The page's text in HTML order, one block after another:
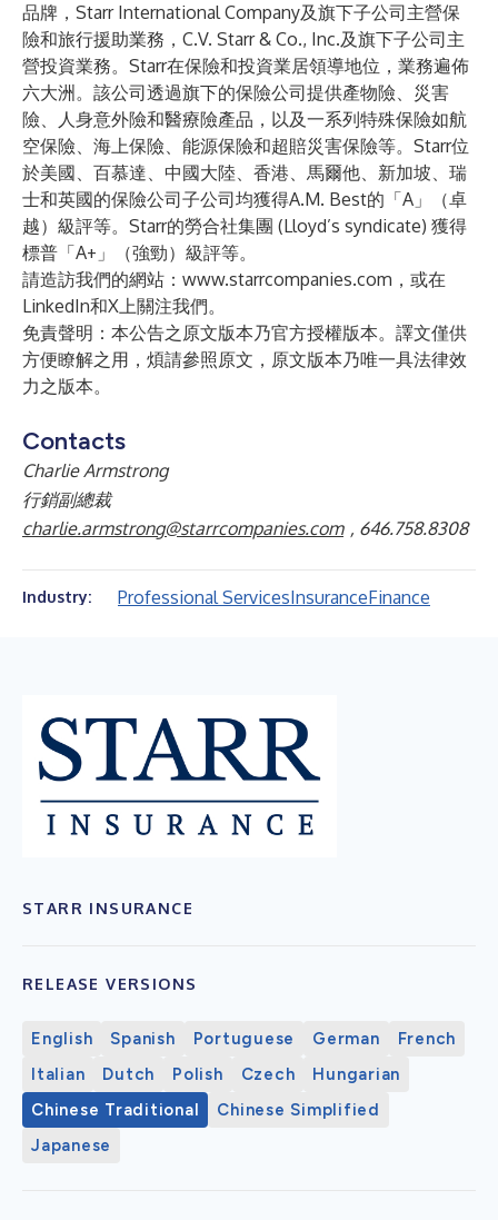
品牌，Starr International Company及旗下子公司主營保
險和旅行援助業務，C.V. Starr & Co., Inc.及旗下子公司主
營投資業務。Starr在保險和投資業居領導地位，業務遍佈
六大洲。該公司透過旗下的保險公司提供產物險、災害
險、人身意外險和醫療險產品，以及一系列特殊保險如航
空保險、海上保險、能源保險和超賠災害保險等。Starr位
於美國、百慕達、中國大陸、香港、馬爾他、新加坡、瑞
士和英國的保險公司子公司均獲得A.M. Best的「A」（卓
越）級評等。Starr的勞合社集團 (Lloyd’s syndicate) 獲得
標普「A+」（強勁）級評等。
請造訪我們的網站： www.starrcompanies.com ，或在
LinkedIn和X上關注我們。
免責聲明：本公告之原文版本乃官方授權版本。譯文僅供
方便瞭解之用，煩請參照原文，原文版本乃唯一具法律效
力之版本。
Contacts
Charlie Armstrong
行銷副總裁
charlie.armstrong@starrcompanies.com , 646.758.8308
Industry: Professional ServicesInsuranceFinance
STARR INSURANCE
RELEASE VERSIONS
English Spanish Portuguese German
French
Italian
Dutch Polish Czech
Hungarian
Chinese Traditional
Chinese Simplified
Japanese